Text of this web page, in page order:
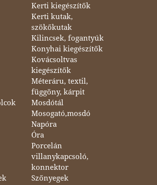
Kerti kiegészítők
Kerti kutak,
szökőkutak
Kilincsek, fogantyúk
Konyhai kiegészítők
Kovácsoltvas
kiegészítők
Méteráru, textil,
függöny, kárpit
Mosdótál
Mosogató,mosdó
Napóra
Óra
Porcelán
villanykapcsoló,
konnektor
Szőnyegek